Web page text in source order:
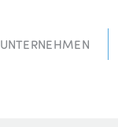
UNTERNEHMEN